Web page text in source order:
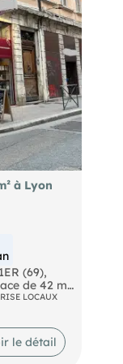
de
à Lyon
(69),
de 42 m²
du
murs en
LOCAUX
le détail